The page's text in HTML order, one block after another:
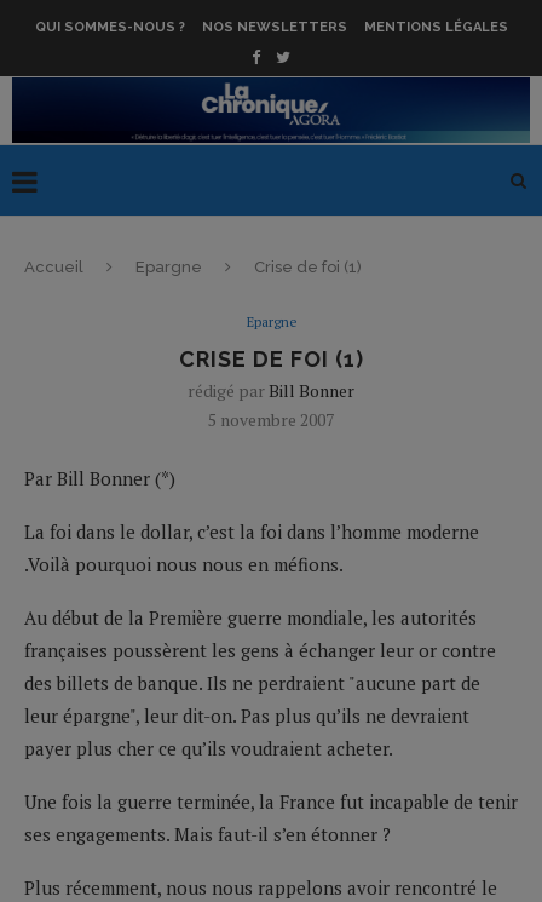
QUI SOMMES-NOUS ? NOS NEWSLETTERS MENTIONS LÉGALES
Accueil Epargne Crise de foi (1)
Epargne
CRISE DE FOI (1)
rédigé par Bill Bonner
5 novembre 2007
Par Bill Bonner (*)
La foi dans le dollar, c’est la foi dans l’homme moderne
.Voilà pourquoi nous nous en méfions.
Au début de la Première guerre mondiale, les autorités
françaises poussèrent les gens à échanger leur or contre
des billets de banque. Ils ne perdraient "aucune part de
leur épargne", leur dit-on. Pas plus qu’ils ne devraient
payer plus cher ce qu’ils voudraient acheter.
Une fois la guerre terminée, la France fut incapable de tenir
ses engagements. Mais faut-il s’en étonner ?
Plus récemment, nous nous rappelons avoir rencontré le